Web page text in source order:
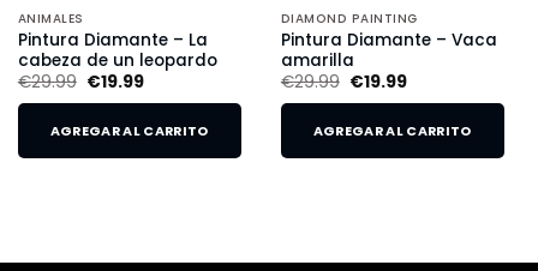
ANIMALES
Pintura Diamante – La
cabeza de un leopardo
€29.99 €19.99
AGREGAR AL CARRITO
DIAMOND PAINTING
Pintura Diamante – Vaca
amarilla
€29.99 €19.99
AGREGAR AL CARRITO